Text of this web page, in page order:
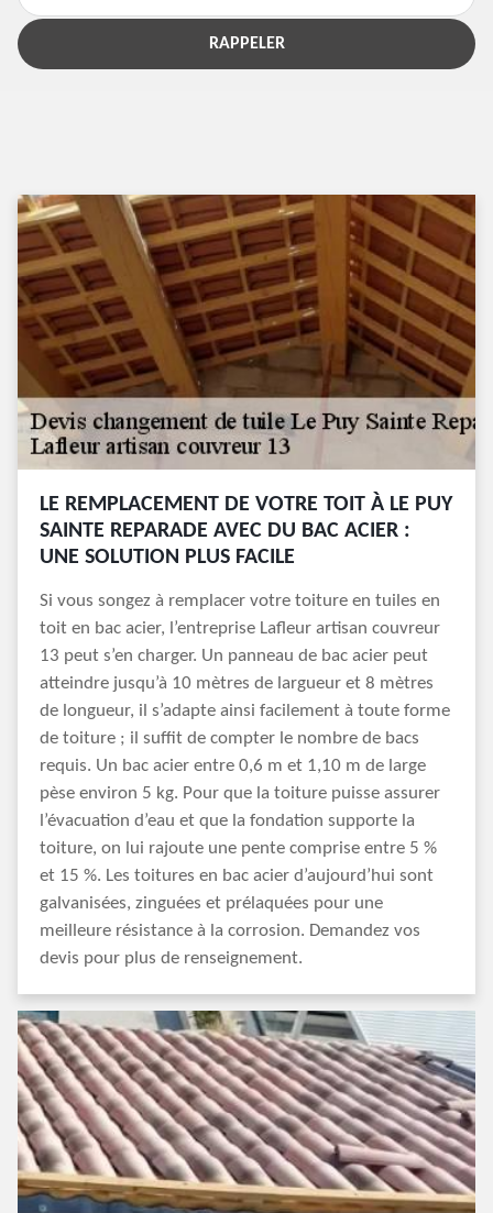
LE REMPLACEMENT DE VOTRE TOIT À LE PUY
SAINTE REPARADE AVEC DU BAC ACIER :
UNE SOLUTION PLUS FACILE
Si vous songez à remplacer votre toiture en tuiles en
toit en bac acier, l’entreprise Lafleur artisan couvreur
13 peut s’en charger. Un panneau de bac acier peut
atteindre jusqu’à 10 mètres de largueur et 8 mètres
de longueur, il s’adapte ainsi facilement à toute forme
de toiture ; il suffit de compter le nombre de bacs
requis. Un bac acier entre 0,6 m et 1,10 m de large
pèse environ 5 kg. Pour que la toiture puisse assurer
l’évacuation d’eau et que la fondation supporte la
toiture, on lui rajoute une pente comprise entre 5 %
et 15 %. Les toitures en bac acier d’aujourd’hui sont
galvanisées, zinguées et prélaquées pour une
meilleure résistance à la corrosion. Demandez vos
devis pour plus de renseignement.